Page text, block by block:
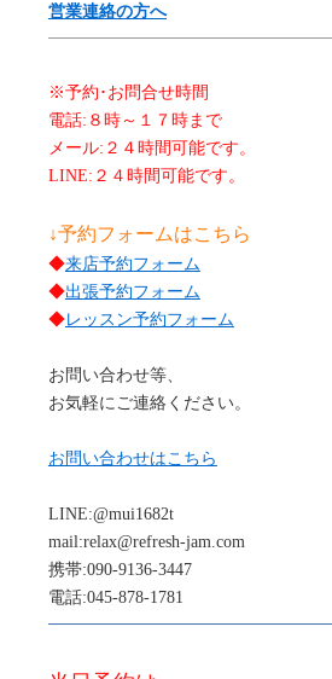
営業連絡の方へ
※予約･お問合せ時間
電話:８時～１７時まで
メール:２４時間可能です。
LINE:２４時間可能です。
↓予約フォームはこちら
◆来店予約フォーム
◆出張予約フォーム
◆レッスン予約フォーム
お問い合わせ等、
お気軽にご連絡ください。
お問い合わせはこちら
LINE:@mui1682t
mail:relax@refresh-jam.com
携帯:090-9136-3447
電話:045-878-1781